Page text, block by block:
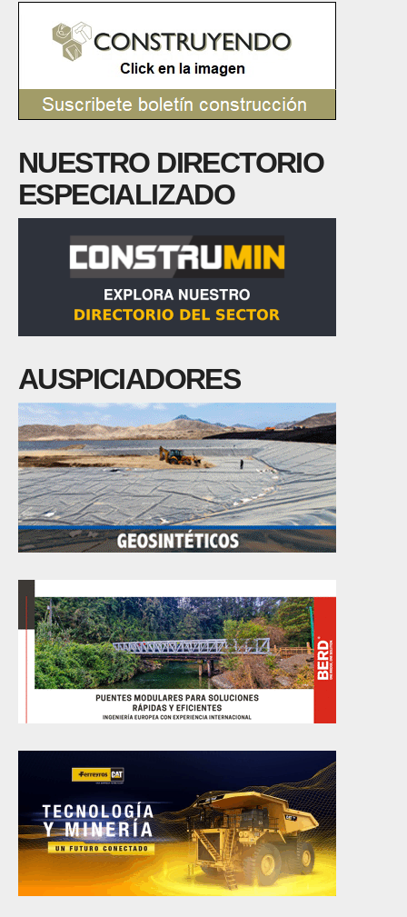
NUESTRO DIRECTORIO
ESPECIALIZADO
AUSPICIADORES